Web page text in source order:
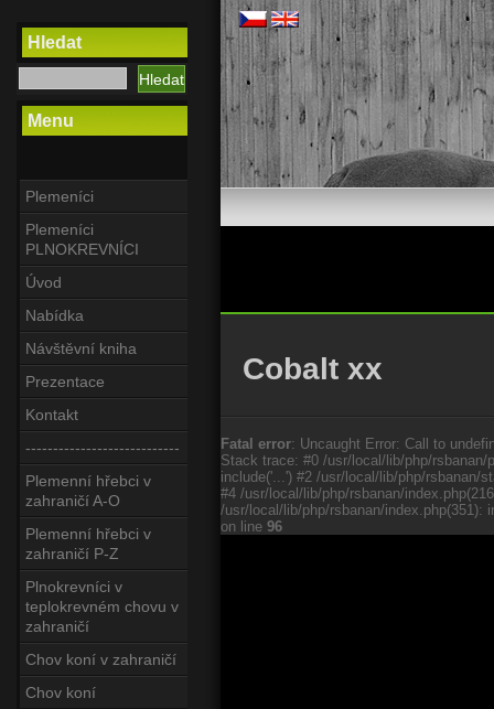
Hledat
Menu
Plemeníci
Plemeníci
PLNOKREVNÍCI
Úvod
Nabídka
Návštěvní kniha
Prezentace
Kontakt
----------------------------
Plemenní hřebci v
zahraničí A-O
Plemenní hřebci v
zahraničí P-Z
Plnokrevníci v
teplokrevném chovu v
zahraničí
Chov koní v zahraničí
Chov koní
Cobalt xx
Fatal error: Uncaught Error: Call to
Stack trace: #0 /usr/local/lib/php/rsbanan/
include('...') #2 /usr/local/lib/php/rsbanan/
#4 /usr/local/lib/php/rsbanan/
/usr/local/lib/php/rsbanan/index.php(351):
on line 96